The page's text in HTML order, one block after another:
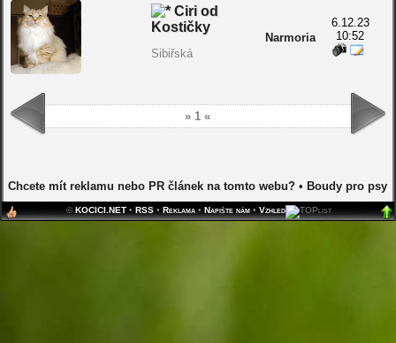
Ciri od
Kostičky
Sibiřská
Narmoria
6.12.23
10:52
» 1 «
Chcete mít reklamu nebo PR článek na tomto webu? • Boudy pro psy
©KOCICI.NET •RSS •Reklama •Napište nám •Vzhled